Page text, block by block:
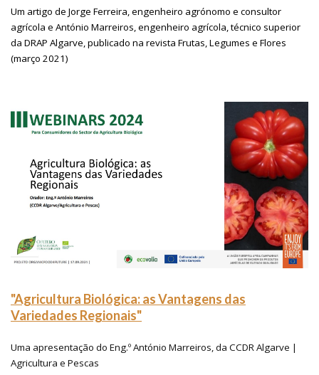
Um artigo de Jorge Ferreira, engenheiro agrónomo e consultor
agrícola e António Marreiros, engenheiro agrícola, técnico superior
da DRAP Algarve, publicado na revista Frutas, Legumes e Flores
(março 2021)
"Agricultura Biológica: as Vantagens das
Variedades Regionais"
Uma apresentação do Eng.º António Marreiros, da CCDR Algarve |
Agricultura e Pescas